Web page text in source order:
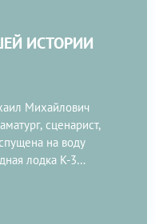
ИСТОРИИ
Михайлович
сценарист,
на воду
лодка К-3